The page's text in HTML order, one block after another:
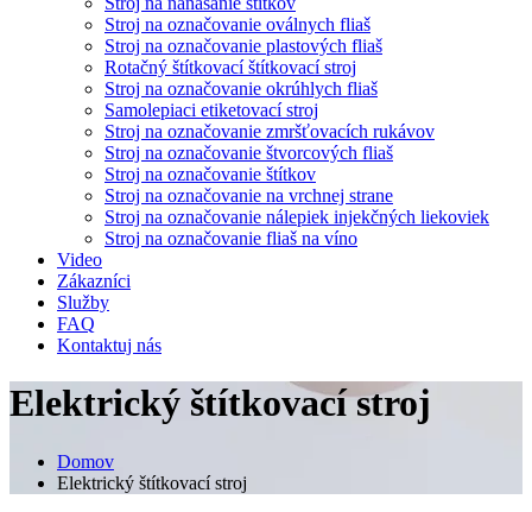
Stroj na označovanie oválnych fliaš
Stroj na označovanie plastových fliaš
Rotačný štítkovací štítkovací stroj
Stroj na označovanie okrúhlych fliaš
Samolepiaci etiketovací stroj
Stroj na označovanie zmršťovacích rukávov
Stroj na označovanie štvorcových fliaš
Stroj na označovanie štítkov
Stroj na označovanie na vrchnej strane
Stroj na označovanie nálepiek injekčných liekoviek
Stroj na označovanie fliaš na víno
Video
Zákazníci
Služby
FAQ
Kontaktuj nás
Elektrický štítkovací stroj
Domov
Elektrický štítkovací stroj